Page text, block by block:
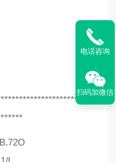
电话咨询
扫码加微信